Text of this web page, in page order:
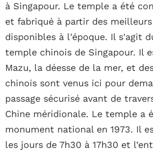
à Singapour. Le temple a été
et fabriqué à partir des
disponibles à l'époque. Il s'agit
temple chinois de Singapour. Il
Mazu, la déesse de la mer, et
chinois sont venus ici pour
passage sécurisé avant de
Chine méridionale. Le temple a
monument national en 1973. Il
les jours de 7h30 à 17h30 et